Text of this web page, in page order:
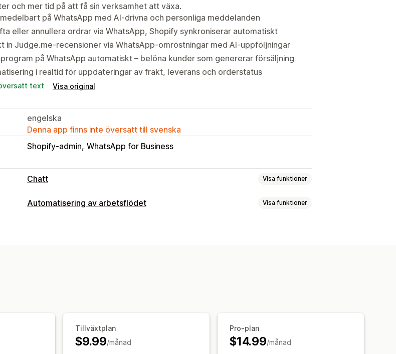
och mer tid på att få sin verksamhet att växa.
på WhatsApp med AI-drivna och personliga meddelanden
eller annullera ordrar via WhatsApp, Shopify synkroniserar automatiskt
in Judge.me-recensioner via WhatsApp-omröstningar med AI-uppföljningar
på WhatsApp automatiskt – belöna kunder som genererar försäljning
i realtid för uppdateringar av frakt, leverans och orderstatus
text Visa original
engelska
Denna app finns inte översatt till svenska
Shopify-admin WhatsApp for Business
Chatt Visa funktioner
Meddelanden i realtid
Automatisering av arbetsflödet Visa funktioner
Tillväxtplan
$9.99/månad
Pro-plan
$14.99/månad